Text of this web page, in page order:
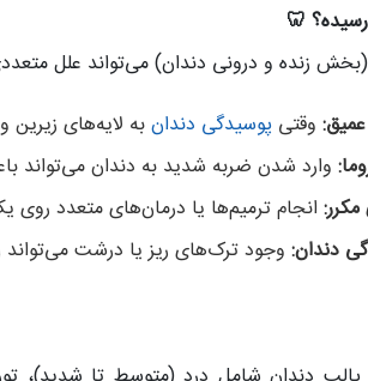
🦷
زنده و درونی دندان) می‌تواند علل
وقتیپوسیدگی دندانبه لایه‌های
وارد شدن ضربه شدید به دندان می‌تواند
انجام ترمیم‌ها یا درمان‌های متعدد
دندان: وجود ترک‌های ریز یا درشت می‌تواند